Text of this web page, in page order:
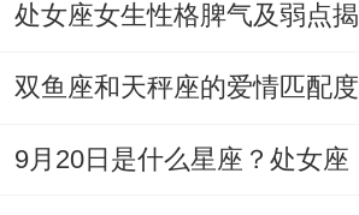
写"魁"字置于笔袋，配合寅时
再星象同人文的交织中读懂
9月20日是什么星座？处女座